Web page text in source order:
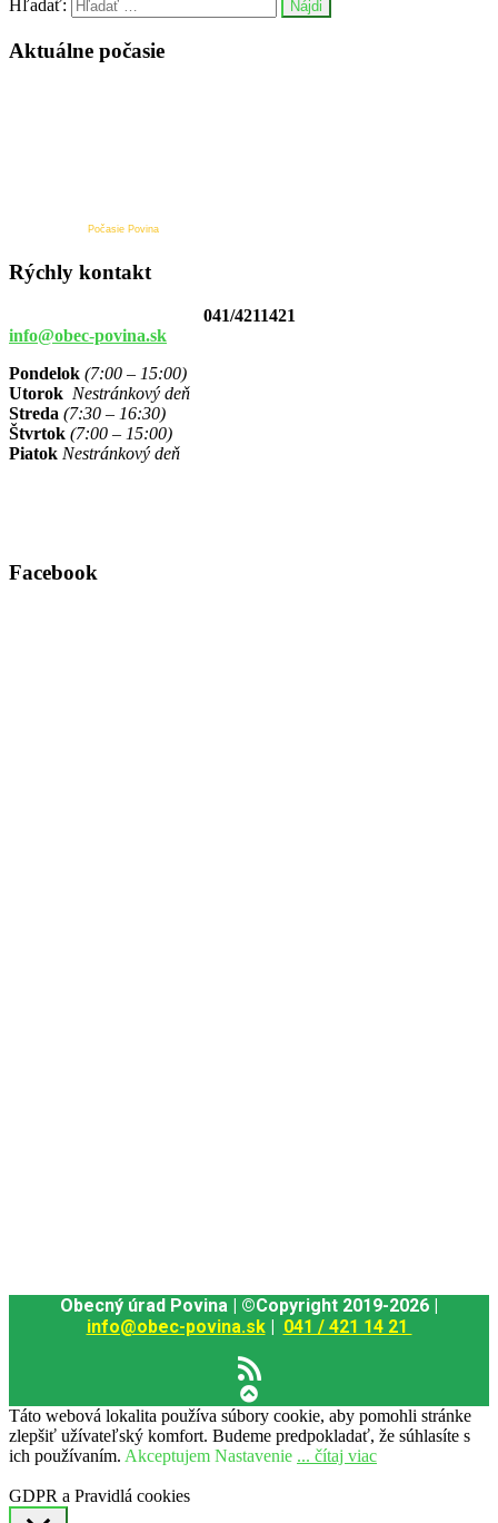
Hľadať:
Aktuálne počasie
Počasie Povina
Rýchly kontakt
041/4211421
info@obec-povina.sk
Pondelok (7:00 – 15:00)
Utorok Nestránkový deň
Streda (7:30 – 16:30)
Štvrtok (7:00 – 15:00)
Piatok Nestránkový deň
Facebook
Obecný úrad Povina | ©Copyright 2019-2026 |
info@obec-povina.sk
041 / 421 14 21
Táto webová lokalita používa súbory cookie, aby pomohli stránke
zlepšiť užívateľský komfort. Budeme predpokladať, že súhlasíte s
ich používaním. Akceptujem Nastavenie ... čítaj viac
GDPR a Pravidlá cookies